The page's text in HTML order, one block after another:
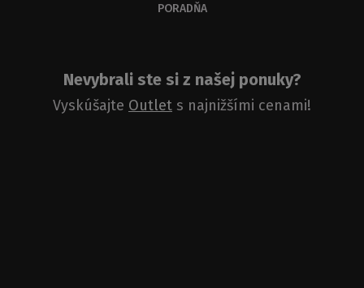
PORADŇA
Nevybrali ste si z našej ponuky?
Vyskúšajte Outlet s najnižšími cenami!